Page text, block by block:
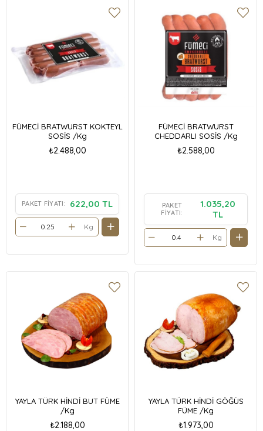
FÜMECİ BRATWURST KOKTEYL
SOSİS /Kg
₺2.488,00
PAKET FIYATI: 622,00 TL
Kg
FÜMECİ BRATWURST
CHEDDARLI SOSİS /Kg
₺2.588,00
PAKET
FIYATI:
1.035,20
TL
Kg
YAYLA TÜRK HİNDİ BUT FÜME
/Kg
₺2.188,00
YAYLA TÜRK HİNDİ GÖĞÜS
FÜME /Kg
₺1.973,00